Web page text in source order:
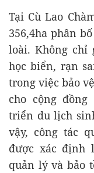
Tại Cù Lao
356,4ha phân
loài. Không chỉ
học biển, rạn
trong việc bảo
cho cộng
triển du lịch
vậy, công tác
được xác định
quản lý và bảo